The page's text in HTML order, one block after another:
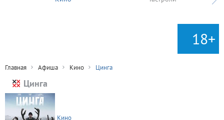
18+
Главная Афиша Кино Цинга
Цинга
Кино